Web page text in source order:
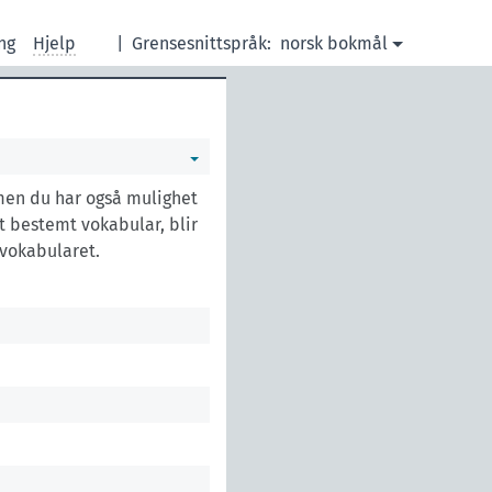
Grensesnittspråk: norsk bokmål
Hjelp
du har også mulighet
bestemt vokabular, blir